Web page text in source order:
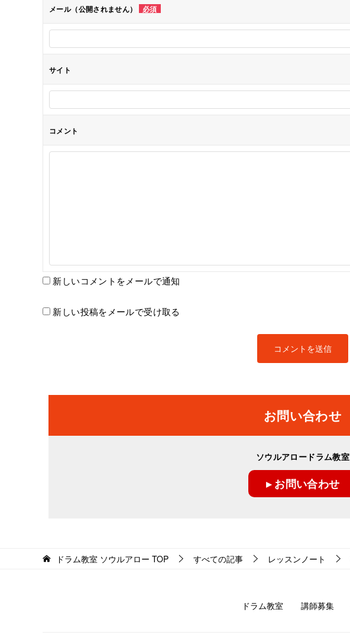
ョ
メール（公開されません） 必須
サイト
コメント
新しいコメントをメールで通知
新しい投稿をメールで受け取る
お問い合わせ
ソウルアロードラム教室
▸ お問い合わせ
ドラム教室 ソウルアロー TOP すべての記事 レッスンノート
ドラム教室 講師募集